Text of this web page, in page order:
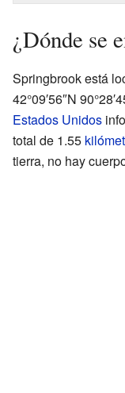
¿Dónde se
Springbrook está
42°09′56″N
Estados Unidos
total de 1.55
tierra, no hay